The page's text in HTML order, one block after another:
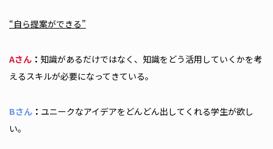
“自ら提案ができる”
Aさん ： 知識があるだけではなく、知識をどう活用していくかを考
えるスキルが必要になってきている。
Bさん ： ユニークなアイデアをどんどん出してくれる学生が欲し
い。